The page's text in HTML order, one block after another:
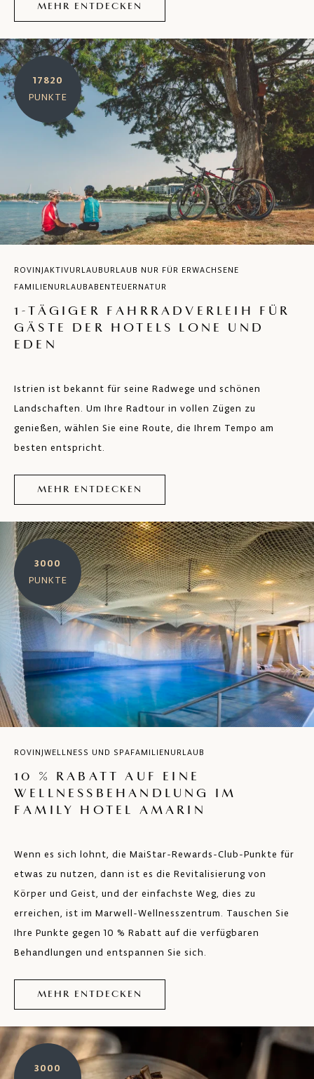
MEHR ENTDECKEN
17820
PUNKTE
ROVINJAKTIVURLAUB URLAUB NUR FÜR ERWACHSENE
FAMILIENURLAUBABENTEUER NATUR
1-TÄGIGER FAHRRADVERLEIH FÜR
GÄSTE DER HOTELS LONE UND
EDEN
Istrien ist bekannt für seine Radwege und schönen
Landschaften. Um Ihre Radtour in vollen Zügen zu
genießen, wählen Sie eine Route, die Ihrem Tempo am
besten entspricht.
MEHR ENTDECKEN
3000
PUNKTE
ROVINJWELLNESS UND SPAFAMILIENURLAUB
10 % RABATT AUF EINE
WELLNESSBEHANDLUNG IM
FAMILY HOTEL AMARIN
Wenn es sich lohnt, die MaiStar-Rewards-Club-Punkte für
etwas zu nutzen, dann ist es die Revitalisierung von
Körper und Geist, und der einfachste Weg, dies zu
erreichen, ist im Marwell-Wellnesszentrum. Tauschen Sie
Ihre Punkte gegen 10 % Rabatt auf die verfügbaren
Behandlungen und entspannen Sie sich.
MEHR ENTDECKEN
3000